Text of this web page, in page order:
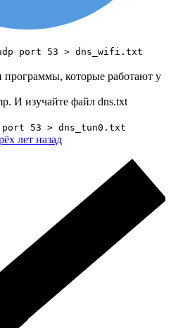
port 53 > dns_wifi.txt
программы, которые работают у
И изучайте файл dns.txt
53 > dns_tun0.txt
лет назад